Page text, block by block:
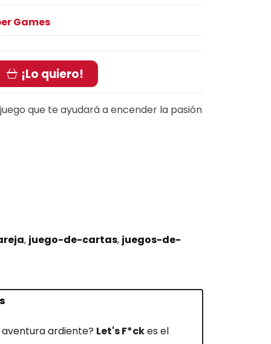
Games
¡Lo quiero!
juego que te ayudará a encender la pasión
juego-de-cartas juegos-de-
ardiente? Let's F*ckes el